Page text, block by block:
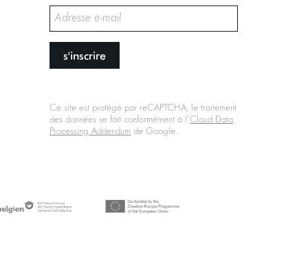
s'inscrire
Ce site est protégé par reCAPTCHA, le traitement
des données se fait conformément à l' Cloud Data
Processing Addendum de Google.